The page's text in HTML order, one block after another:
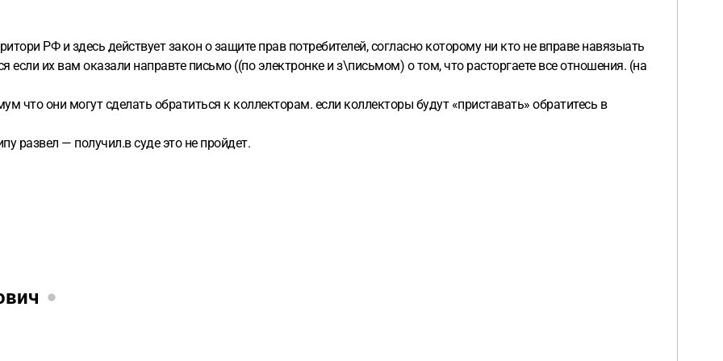
описании (профиле) не указывать никаких имен, адресов, телефонных номеров, адресов электронной почты.
членство согласно § 3.1 может в любое время быть аннулировано в письменном виде (по электронной почте, в виде
немедленно, и профиль удаляется. Достаточно послать сообщение по электронной почте с пожеланием
§ 3.2 может быть расторгнуто Пользователем с соблюдением срока в 8 недель до завершения договора. При
членство продлевается периодически на срок действия, изначально выбранный Пользователем (напр. 4
в письменном виде. Электронная форма исключается. Достаточно пересылки документа по факсу. Расторжение
номер сделки или, соотв., номер операции.
7 течение до окончания договора. При нерасторжении договора платное пробное членство (напр., 2-недельное
более продолжительный срок действия (в настоящее время 4 месяца).
заключить лишь по истечении срока изначального договора. С предлагаемыми пакетами услуг можно
срока действия договора, и об этом необходимо известить Оператора до вступления в силу продления договора.
дополнительные опции (в случае если они предлагаются) на основании действующих на тот момент
с предложениями. От дополнительных опций (в том числе и по отдельности) возможно отказаться в течение 8
продлеваются на срок действия, выбранный при их приобретении. Оператор не несет ответственности за
РФ и здесь действует закон о защите прав потребителей, согласно которому ни кто не вправе навязыать
их вам оказали направте письмо ((по электронке и з\письмом) о том, что расторгаете все отношения. (на
что они могут сделать обратиться к коллекторам. если коллекторы будут «приставать» обратитесь в
развел — получил.в суде это не пройдет.